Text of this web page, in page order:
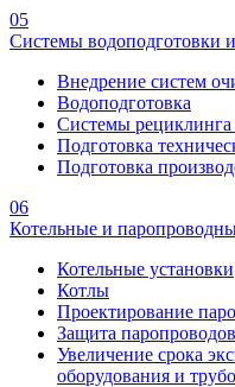
05
Системы водоподготовки
Внедрение систем
Водоподготовка
Системы
Подготовка
Подготовка
06
Котельные и
Котельные установки
Котлы
Проектирование
Защита паропроводов
Увеличение срока
оборудования и